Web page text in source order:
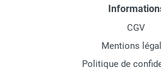
CGV
Mentions
Politique de